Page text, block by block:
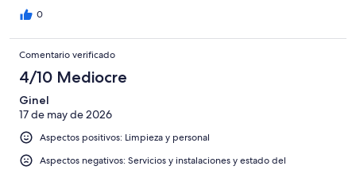
0
Comentario verificado
4/10 Mediocre
Ginel
17 de may de 2026
Aspectos positivos: Limpieza y personal
Aspectos negativos: Servicios y instalaciones y estado del